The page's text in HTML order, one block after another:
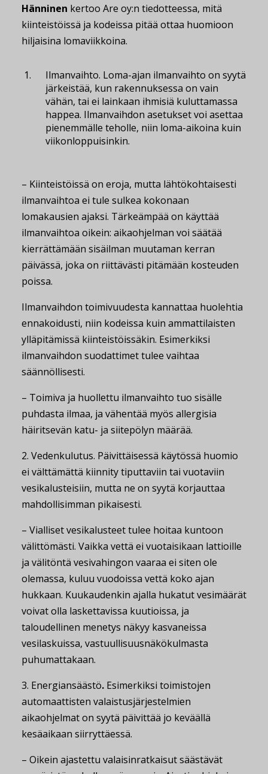
Hänninen kertoo Are oy:n tiedotteessa, mitä
kiinteistöissä ja kodeissa pitää ottaa huomioon
hiljaisina lomaviikkoina.
Ilmanvaihto. Loma-ajan ilmanvaihto on syytä
järkeistää, kun rakennuksessa on vain
vähän, tai ei lainkaan ihmisiä kuluttamassa
happea. Ilmanvaihdon asetukset voi asettaa
pienemmälle teholle, niin loma-aikoina kuin
viikonloppuisinkin.
– Kiinteistöissä on eroja, mutta lähtökohtaisesti
ilmanvaihtoa ei tule sulkea kokonaan
lomakausien ajaksi. Tärkeämpää on käyttää
ilmanvaihtoa oikein: aikaohjelman voi säätää
kierrättämään sisäilman muutaman kerran
päivässä, joka on riittävästi pitämään kosteuden
poissa.
Ilmanvaihdon toimivuudesta kannattaa huolehtia
ennakoidusti, niin kodeissa kuin ammattilaisten
ylläpitämissä kiinteistöissäkin. Esimerkiksi
ilmanvaihdon suodattimet tulee vaihtaa
säännöllisesti.
– Toimiva ja huollettu ilmanvaihto tuo sisälle
puhdasta ilmaa, ja vähentää myös allergisia
häiritsevän katu- ja siitepölyn määrää.
2. Vedenkulutus. Päivittäisessä käytössä huomio
ei välttämättä kiinnity tiputtaviin tai vuotaviin
vesikalusteisiin, mutta ne on syytä korjauttaa
mahdollisimman pikaisesti.
– Vialliset vesikalusteet tulee hoitaa kuntoon
välittömästi. Vaikka vettä ei vuotaisikaan lattioille
ja välitöntä vesivahingon vaaraa ei siten ole
olemassa, kuluu vuodoissa vettä koko ajan
hukkaan. Kuukaudenkin ajalla hukatut vesimäärät
voivat olla laskettavissa kuutioissa, ja
taloudellinen menetys näkyy kasvaneissa
vesilaskuissa, vastuullisuusnäkökulmasta
puhumattakaan.
3. Energiansäästö. Esimerkiksi toimistojen
automaattisten valaistusjärjestelmien
aikaohjelmat on syytä päivittää jo keväällä
kesäaikaan siirryttäessä.
– Oikein ajastettu valaisinratkaisut säästävät